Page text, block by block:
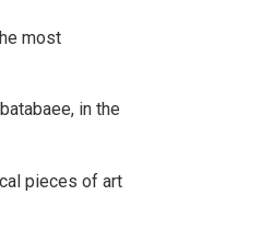
most
in the
pieces of art